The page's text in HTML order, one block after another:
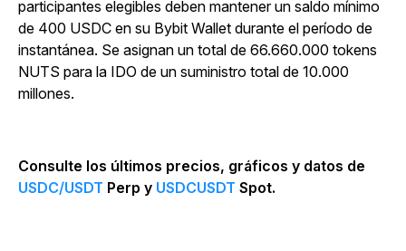
participantes elegibles deben mantener un saldo mínimo
de 400 USDC en su Bybit Wallet durante el período de
instantánea. Se asignan un total de 66.660.000 tokens
NUTS para la IDO de un suministro total de 10.000
millones.
Consulte los últimos precios, gráficos y datos de
USDC/USDT Perp y USDCUSDT Spot.